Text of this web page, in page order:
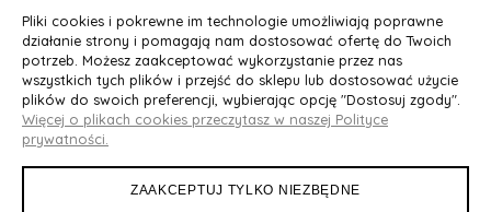
MOJE KONTO
O NAS
Deluxury.pl
Pliki cookies i pokrewne im technologie umożliwiają poprawne
działanie strony i pomagają nam dostosować ofertę do Twoich
potrzeb. Możesz zaakceptować wykorzystanie przez nas
wszystkich tych plików i przejść do sklepu lub dostosować użycie
plików do swoich preferencji, wybierając opcję "Dostosuj zgody".
Więcej o plikach cookies przeczytasz w naszej Polityce
prywatności.
ZAAKCEPTUJ TYLKO NIEZBĘDNE